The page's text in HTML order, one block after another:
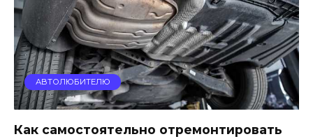
АВТОЛЮБИТЕЛЮ
Как самостоятельно отремонтировать